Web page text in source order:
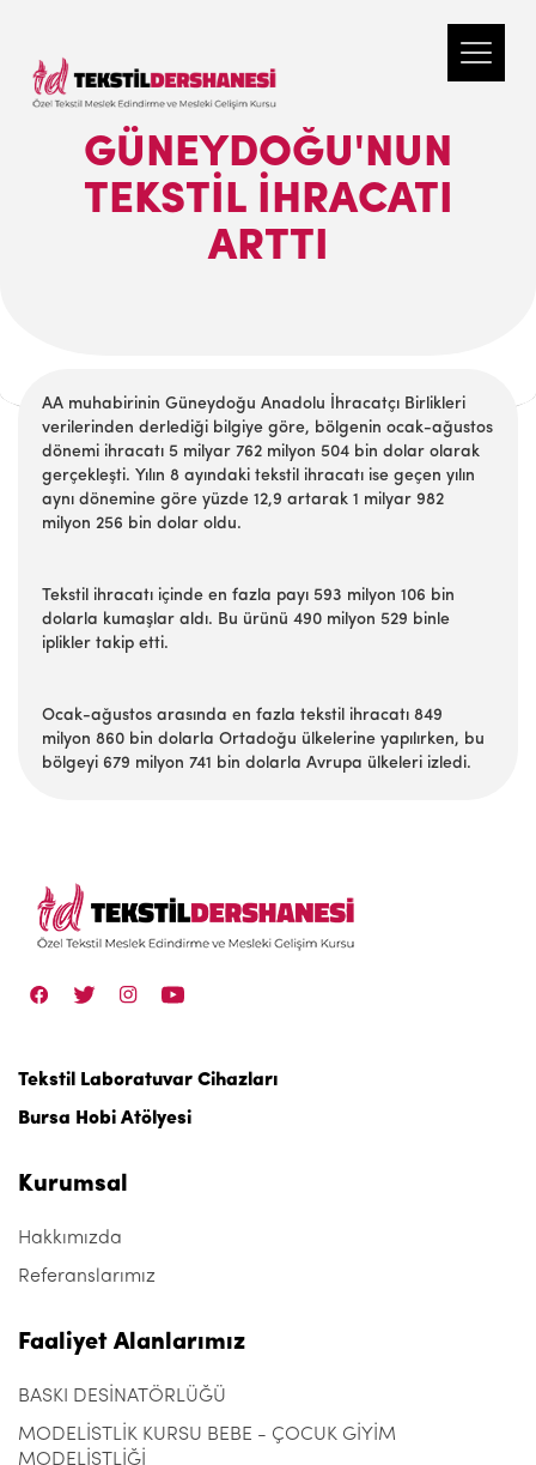
GÜNEYDOĞU'NUN
TEKSTIL İHRACATI
ARTTI
AA muhabirinin Güneydoğu Anadolu İhracatçı Birlikleri
verilerinden derlediği bilgiye göre, bölgenin ocak-ağustos
dönemi ihracatı 5 milyar 762 milyon 504 bin dolar olarak
gerçekleşti. Yılın 8 ayındaki tekstil ihracatı ise geçen yılın
aynı dönemine göre yüzde 12,9 artarak 1 milyar 982
milyon 256 bin dolar oldu.
Tekstil ihracatı içinde en fazla payı 593 milyon 106 bin
dolarla kumaşlar aldı. Bu ürünü 490 milyon 529 binle
iplikler takip etti.
Ocak-ağustos arasında en fazla tekstil ihracatı 849
milyon 860 bin dolarla Ortadoğu ülkelerine yapılırken, bu
bölgeyi 679 milyon 741 bin dolarla Avrupa ülkeleri izledi.
Tekstil Laboratuvar Cihazları
Bursa Hobi Atölyesi
Kurumsal
Hakkımızda
Referanslarımız
Faaliyet Alanlarımız
BASKI DESİNATÖRLÜĞÜ
MODELİSTLİK KURSU BEBE - ÇOCUK GİYİM
MODELİSTLİĞİ